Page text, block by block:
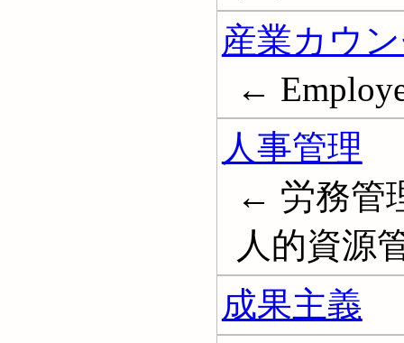
産業カウ
←
人事管理
← 労務管
人的資源
成果主義